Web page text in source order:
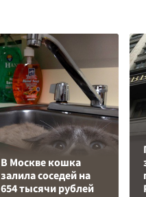
В Москве кошка
залила соседей на
654 тысячи рублей